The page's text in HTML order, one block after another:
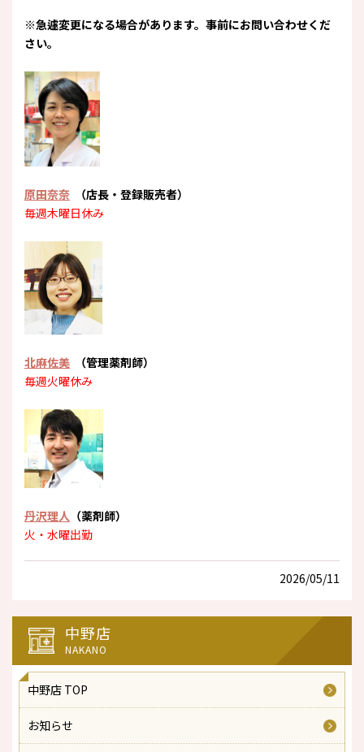
※急遽変更になる場合があります。事前にお問い合わせくだ
さい。
原田奈奈 （店長・登録販売者）
毎週木曜日休み
北麻佐美 （管理薬剤師）
毎週火曜休み
丹沢理人 （薬剤師）
火・水曜出勤
2026/05/11
中野店
NAKANO
中野店 TOP
お知らせ